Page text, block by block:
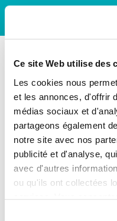
Ce site Web utilise des
Les cookies nous
et les annonces, d'offrir
médias sociaux et
partageons également
notre site avec nos
publicité et d'analyse,
avec d'autres
ou qu'ils ont collectées